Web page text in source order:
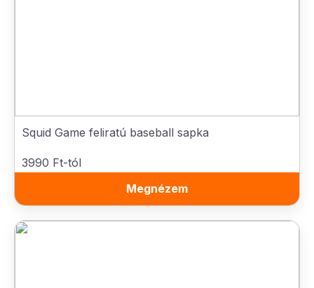
Squid Game feliratú baseball sapka
3990 Ft-tól
Megnézem